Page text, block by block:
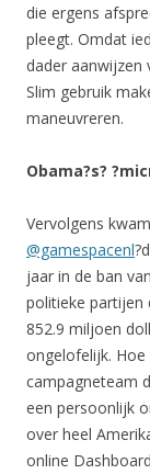
die ergens
pleegt. Omdat
dader aanwijzen
Slim gebruik
maneuvreren.
Obama?s?
Vervolgens
@gamespacenl
jaar in de ban
politieke partijen
852.9 miljoen
ongelofelijk.
campagneteam
een persoonlijk
over heel
online